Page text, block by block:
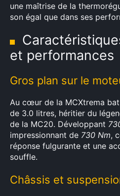
une maîtrise de la
son égal que dans ses
et performances
Gros plan sur le
Au cœur de la MCXtrema
de 3.0 litres, héritier du
de la MC20. Développant
impressionnant de 730 Nm,
réponse fulgurante et une
souffle.
Châssis et